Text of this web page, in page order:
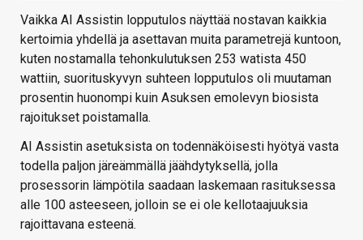
Vaikka AI Assistin lopputulos näyttää nostavan kaikkia
kertoimia yhdellä ja asettavan muita parametrejä kuntoon,
kuten nostamalla tehonkulutuksen 253 watista 450
wattiin, suorituskyvyn suhteen lopputulos oli muutaman
prosentin huonompi kuin Asuksen emolevyn biosista
rajoitukset poistamalla.
AI Assistin asetuksista on todennäköisesti hyötyä vasta
todella paljon järeämmällä jäähdytyksellä, jolla
prosessorin lämpötila saadaan laskemaan rasituksessa
alle 100 asteeseen, jolloin se ei ole kellotaajuuksia
rajoittavana esteenä.